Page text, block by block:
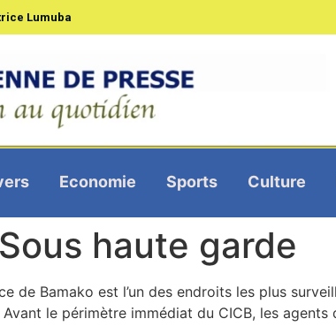
Lumuba
Economie Sports Culture
haute garde
de Bamako est l’un des endroits les plus
le périmètre immédiat du CICB, les agents